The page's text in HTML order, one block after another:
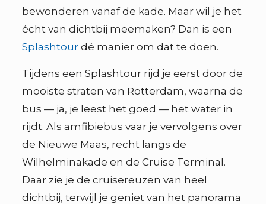
bewonderen vanaf de kade. Maar wil je het
écht van dichtbij meemaken? Dan is een
Splashtourdé manier om dat te doen.
Tijdens een Splashtour rijd je eerst door de
mooiste straten van Rotterdam, waarna de
bus — ja, je leest het goed — het water in
rijdt. Als amfibiebus vaar je vervolgens over
de Nieuwe Maas, recht langs de
Wilhelminakade en de Cruise Terminal.
Daar zie je de cruisereuzen van heel
dichtbij, terwijl je geniet van het panorama